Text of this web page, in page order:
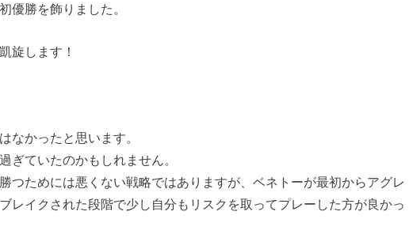
優勝を飾りました。
旋します！
なかったと思います。
ぎていたのかもしれません。
つためには悪くない戦略ではありますが、ベネトーが最初からアグレ
レイクされた段階で少し自分もリスクを取ってプレーした方が良かっ